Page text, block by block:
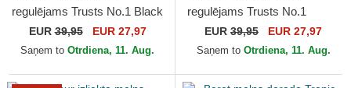
regulējams Trusts No.1 Black
White no The No.1 Face
EUR39,95 EUR 27,97
Saņem to Otrdiena, 11. Aug.
regulējams Trusts No.1
Distressed Black White no
The No.1 Face
EUR 39,95 EUR 27,97
Saņem to Otrdiena, 11. Aug.